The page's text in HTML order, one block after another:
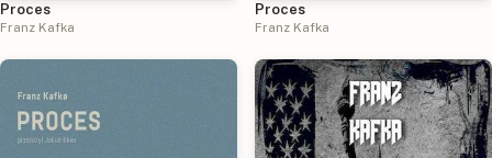
Proces
Franz Kafka
Proces
Franz Kafka